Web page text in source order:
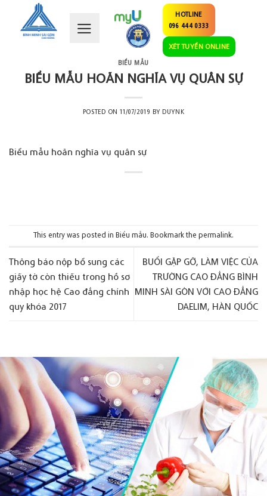
content
HOTLINE
096 444 0333
XÉT TUYỂN ONLINE
BIỂU MẪU
BIỂU MẪU HOÃN NGHĨA VỤ QUÂN SỰ
POSTED ON11/07/2019 BYDUYNK
Biểu mẫu hoãn nghĩa vụ quân sự
This entry was posted in Biểu mẫu. Bookmark the permalink.
Thông báo nộp bổ sung các
giấy tờ còn thiếu trong hồ sơ
nhập học hệ Cao đẳng chính
quy khóa 2017
BUỔI GẶP GỠ, LÀM VIỆC CỦA
TRƯỜNG CAO ĐẲNG BÌNH
MINH SÀI GÒN VỚI CAO ĐẲNG
DAELIM, HÀN QUỐC